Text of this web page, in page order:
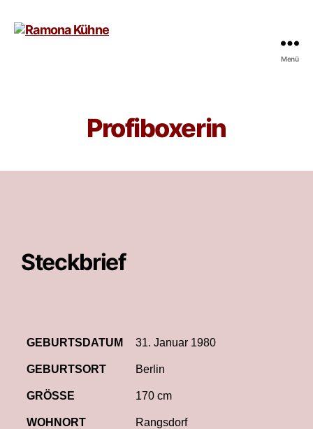
Menü
Profiboxerin
Steckbrief
GEBURTSDATUM 31. Januar 1980
GEBURTSORT Berlin
GRÖSSE 170 cm
WOHNORT Rangsdorf